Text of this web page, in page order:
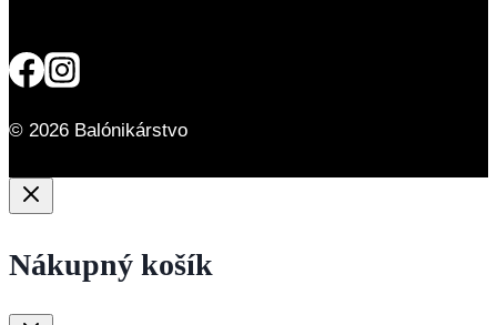
© 2026 Balónikárstvo
Nákupný košík